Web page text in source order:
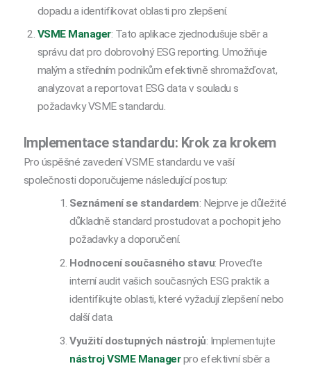
dopadu a identifikovat oblasti pro zlepšení.
VSME Manager: Tato aplikace zjednodušuje sběr a
správu dat pro dobrovolný ESG reporting. Umožňuje
malým a středním podnikům efektivně shromažďovat,
analyzovat a reportovat ESG data v souladu s
požadavky VSME standardu.
Implementace standardu: Krok za krokem
Pro úspěšné zavedení VSME standardu ve vaší
společnosti doporučujeme následující postup:
Seznámení se standardem: Nejprve je důležité
důkladně standard prostudovat a pochopit jeho
požadavky a doporučení.
Hodnocení současného stavu: Proveďte
interní audit vašich současných ESG praktik a
identifikujte oblasti, které vyžadují zlepšení nebo
další data.
Využití dostupných nástrojů: Implementujte
nástroj VSME Managerpro efektivní sběr a